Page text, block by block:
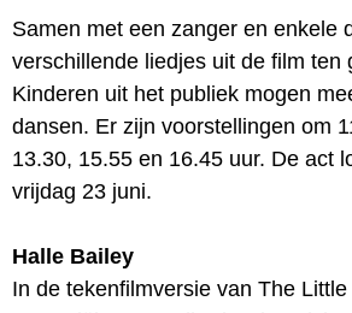
Samen met een zanger en enkele
verschillende liedjes uit de film ten
Kinderen uit het publiek mogen
dansen. Er zijn voorstellingen om
13.30, 15.55 en 16.45 uur. De act
vrijdag 23 juni.
Halle Bailey
In de tekenfilmversie van The